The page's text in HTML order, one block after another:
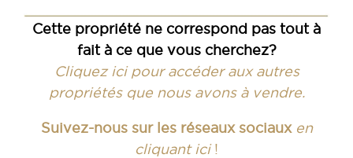
Cette propriété ne correspond pas tout à
fait à ce que vous cherchez?
Cliquez ici pour accéder aux autres
propriétés que nous avons à vendre.
Suivez-nous sur les réseaux sociaux en
cliquant ici!